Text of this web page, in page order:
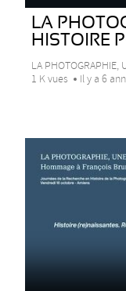
LA
HISTOIRE
LA PHOTOGRAPHIE,
1 K vues
Il y a 6